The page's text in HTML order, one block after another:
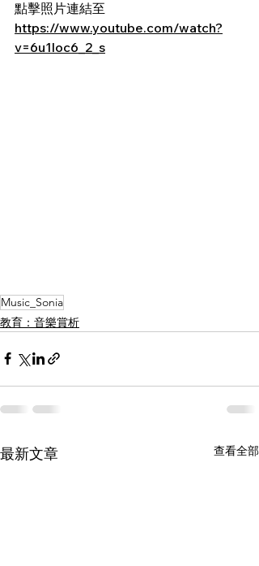
點擊照片連結至
https://www.youtube.com/watch?
v=6u1loc6_2_s
Music_Sonia
教育：音樂賞析
最新文章 查看全部